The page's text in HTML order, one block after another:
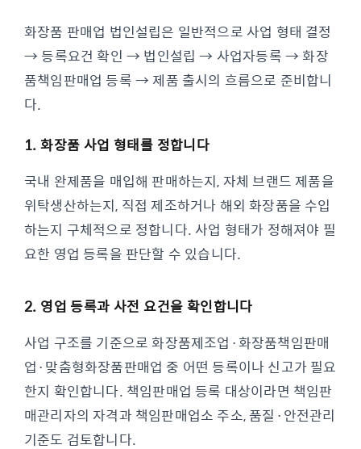
화장품 판매업 법인설립은 일반적으로 사업 형태 결정
→ 등록요건 확인 → 법인설립 → 사업자등록 → 화장
품책임판매업 등록 → 제품 출시의 흐름으로 준비합니
다.
1. 화장품 사업 형태를 정합니다
국내 완제품을 매입해 판매하는지, 자체 브랜드 제품을
위탁생산하는지, 직접 제조하거나 해외 화장품을 수입
하는지 구체적으로 정합니다. 사업 형태가 정해져야 필
요한 영업 등록을 판단할 수 있습니다.
2. 영업 등록과 사전 요건을 확인합니다
사업 구조를 기준으로 화장품제조업·화장품책임판매
업·맞춤형화장품판매업 중 어떤 등록이나 신고가 필요
한지 확인합니다. 책임판매업 등록 대상이라면 책임판
매관리자의 자격과 책임판매업소 주소, 품질·안전관리
기준도 검토합니다.